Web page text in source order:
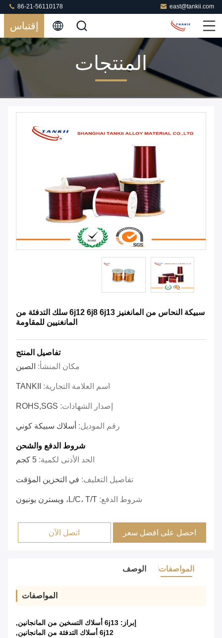
east@tankii.com
86-21-56110178
إقتباس
المنتجات
سبيكة النحاس من المانغنيز 6j12 6j8 6j13 سلك التدفئة من
المانغنيين للمقاومة
تفاصيل المنتج
مكان المنشأ: الصين
اسم العلامة التجارية: TANKII
إصدار الشهادات: ROHS,SGS
رقم الموديل: أسلاك سبيكة كوني
شروط الدفع والشحن
الحد الأدنى لكمية: 5 كجم
تفاصيل التغليف: في التخزين المؤقت
شروط الدفع: L/C، T/T، ويسترن يونيون
احصل على افضل سعر اتصل الآن
المواصفات الوصف
المواصفات
إبراز: 6j13 أسلاك التسخين من المانجانين
,
6j12 أسلاك التدفئة من المانجانين
,